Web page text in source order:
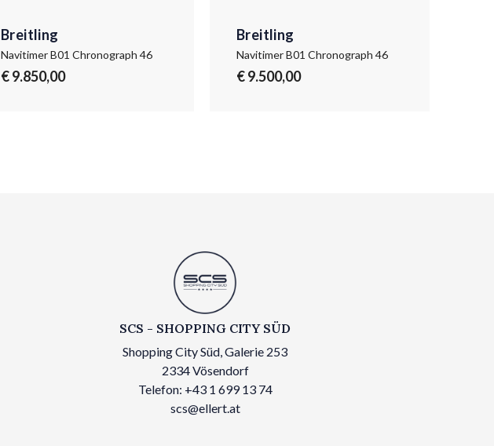
Breitling
Navitimer B01 Chronograph 46
€ 9.850,00
Breitling
Navitimer B01 Chronograph 46
€ 9.500,00
SCS - SHOPPING CITY SÜD
Shopping City Süd, Galerie 253
2334 Vösendorf
Telefon: +43 1 699 13 74
scs@ellert.at